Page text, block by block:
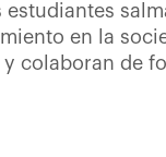
en la
colaboran de